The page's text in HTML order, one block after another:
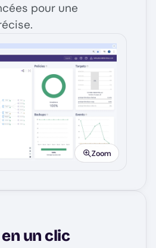
pour une
Image
Zoom
un clic